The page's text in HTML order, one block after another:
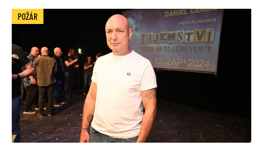
POŽÁR